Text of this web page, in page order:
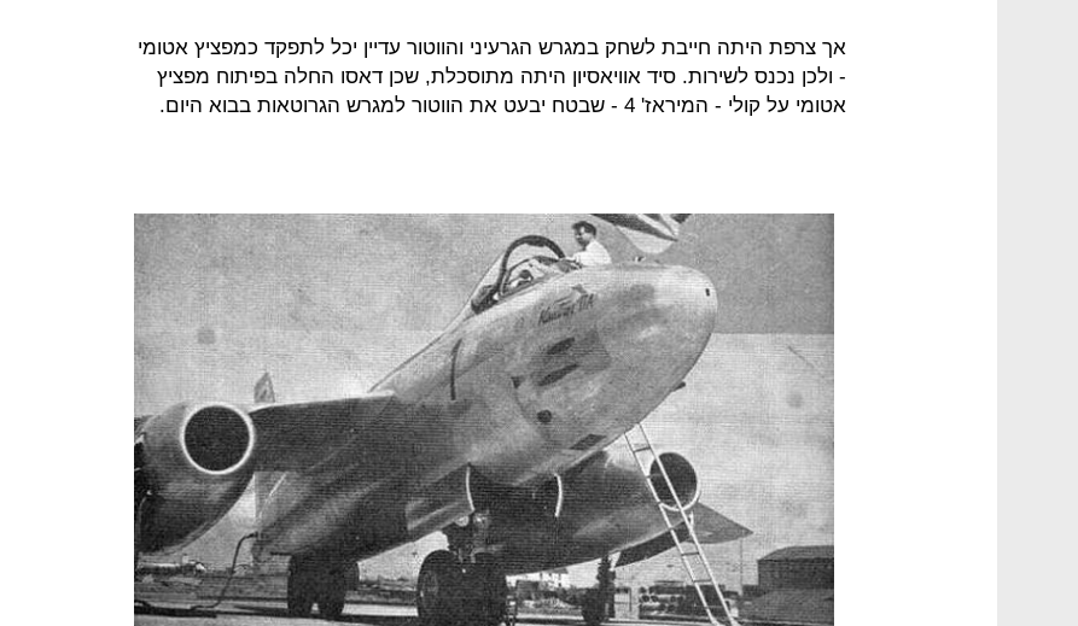
אך צרפת היתה חייבת לשחק במגרש הגרעיני והווטור עדיין יכל לתפקד כמפציץ אטומי
- ולכן נכנס לשירות. סיד אוויאסיון היתה מתוסכלת, שכן דאסו החלה בפיתוח מפציץ
אטומי על קולי - המיראז' 4 - שבטח יבעט את הווטור למגרש הגרוטאות בבוא היום.